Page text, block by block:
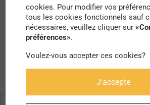
cookies. Pour modifier vos
tous les cookies fonctionnels sauf
nécessaires, veuillez cliquer sur
préférences».
Voulez-vous accepter ces cookies?
J'accepte